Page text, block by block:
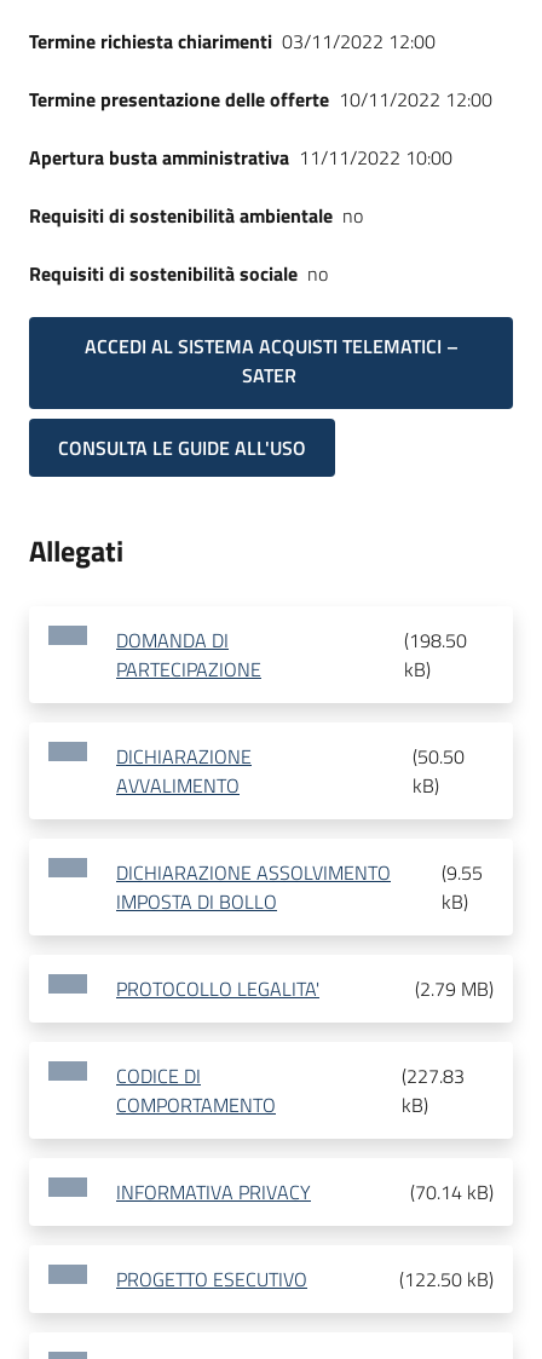
Termine richiesta chiarimenti 03/11/2022 12:00
Termine presentazione delle offerte 10/11/2022 12:00
Apertura busta amministrativa 11/11/2022 10:00
Requisiti di sostenibilità ambientale no
Requisiti di sostenibilità sociale no
ACCEDI AL SISTEMA ACQUISTI TELEMATICI –
SATER
CONSULTA LE GUIDE ALL'USO
Allegati
DOMANDA DI
PARTECIPAZIONE
(198.50
kB)
DICHIARAZIONE
AVVALIMENTO
(50.50
kB)
DICHIARAZIONE ASSOLVIMENTO
IMPOSTA DI BOLLO
(9.55
kB)
PROTOCOLLO LEGALITA' (2.79 MB)
CODICE DI
COMPORTAMENTO
(227.83
kB)
INFORMATIVA PRIVACY (70.14 kB)
PROGETTO ESECUTIVO (122.50 kB)